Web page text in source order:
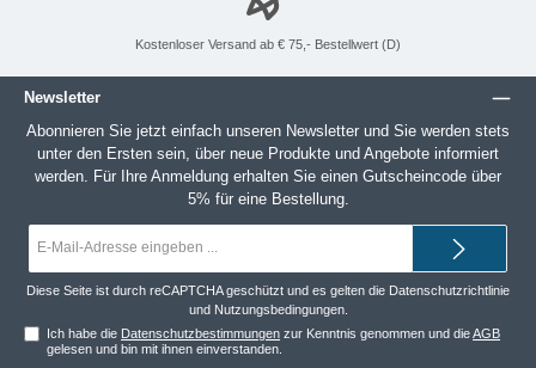
Kostenloser Versand ab € 75,- Bestellwert (D)
Newsletter
Abonnieren Sie jetzt einfach unseren Newsletter und Sie werden stets
unter den Ersten sein, über neue Produkte und Angebote informiert
werden. Für Ihre Anmeldung erhalten Sie einen Gutscheincode über
5% für eine Bestellung.
Diese Seite ist durch reCAPTCHA geschützt und es gelten die Datenschutzrichtlinie
und Nutzungsbedingungen.
Ich habe die Datenschutzbestimmungen zur Kenntnis genommen und dieAGB
gelesen und bin mit ihnen einverstanden.